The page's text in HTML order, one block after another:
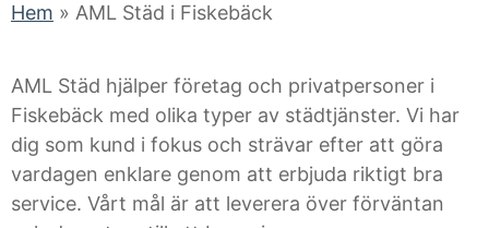
Hem » AML Städ i Fiskebäck
AML Städ hjälper företag och privatpersoner i
Fiskebäck med olika typer av städtjänster. Vi har
dig som kund i fokus och strävar efter att göra
vardagen enklare genom att erbjuda riktigt bra
service. Vårt mål är att leverera över förväntan